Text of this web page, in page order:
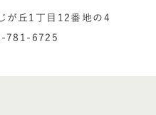
丘1丁目12番地の4
781-6725